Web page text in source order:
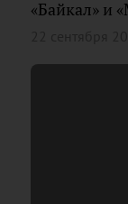
«Байкал» и